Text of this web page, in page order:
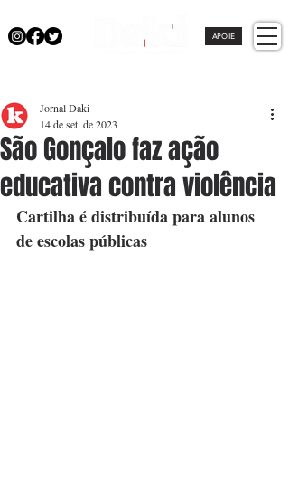
APOIE
São Gonçalo faz ação
educativa contra violência
Jornal Daki
14 de set. de 2023
Cartilha é distribuída para alunos
de escolas públicas